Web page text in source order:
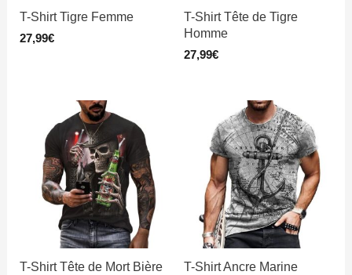
T-Shirt Tigre Femme
27,99€
T-Shirt Tête de Tigre
Homme
27,99€
T-Shirt Tête de Mort Bière
T-Shirt Ancre Marine